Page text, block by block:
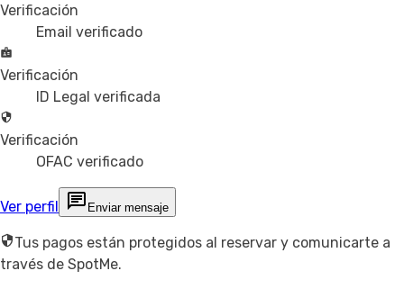
Verificación
Email verificado
Verificación
ID Legal verificada
Verificación
OFAC verificado
Ver perfil Enviar mensaje
Tus pagos están protegidos al reservar y comunicarte a
través de SpotMe.